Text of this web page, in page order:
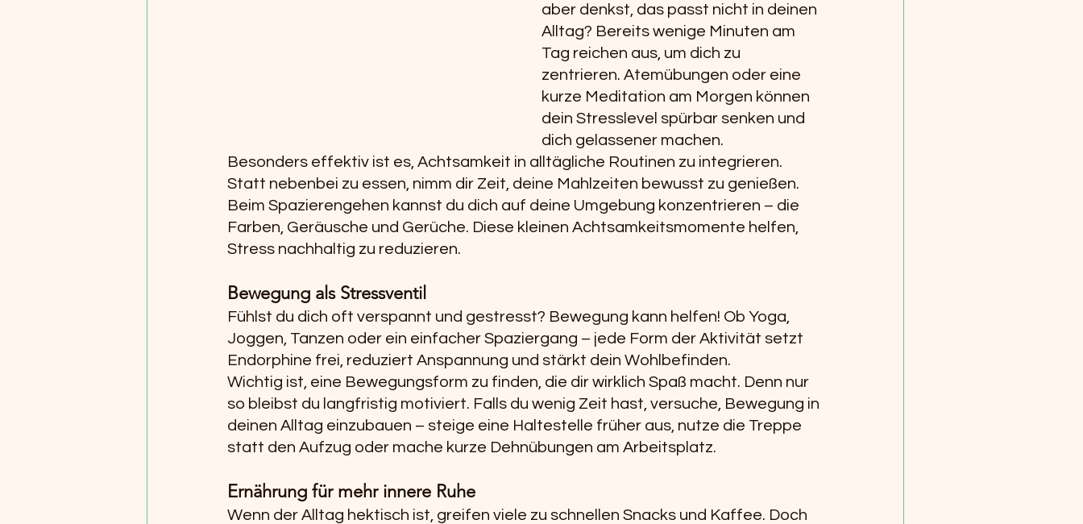
aber denkst, das passt nicht in deinen
Alltag? Bereits wenige Minuten am
Tag reichen aus, um dich zu
zentrieren. Atemübungen oder eine
kurze Meditation am Morgen können
dein Stresslevel spürbar senken und
dich gelassener machen.
Besonders effektiv ist es, Achtsamkeit in alltägliche Routinen zu integrieren.
Statt nebenbei zu essen, nimm dir Zeit, deine Mahlzeiten bewusst zu genießen.
Beim Spazierengehen kannst du dich auf deine Umgebung konzentrieren – die
Farben, Geräusche und Gerüche. Diese kleinen Achtsamkeitsmomente helfen,
Stress nachhaltig zu reduzieren.
Bewegung als Stressventil
Fühlst du dich oft verspannt und gestresst? Bewegung kann helfen! Ob Yoga,
Joggen, Tanzen oder ein einfacher Spaziergang – jede Form der Aktivität setzt
Endorphine frei, reduziert Anspannung und stärkt dein Wohlbefinden.
Wichtig ist, eine Bewegungsform zu finden, die dir wirklich Spaß macht. Denn nur
so bleibst du langfristig motiviert. Falls du wenig Zeit hast, versuche, Bewegung in
deinen Alltag einzubauen – steige eine Haltestelle früher aus, nutze die Treppe
statt den Aufzug oder mache kurze Dehnübungen am Arbeitsplatz.
Ernährung für mehr innere Ruhe
Wenn der Alltag hektisch ist, greifen viele zu schnellen Snacks und Kaffee. Doch